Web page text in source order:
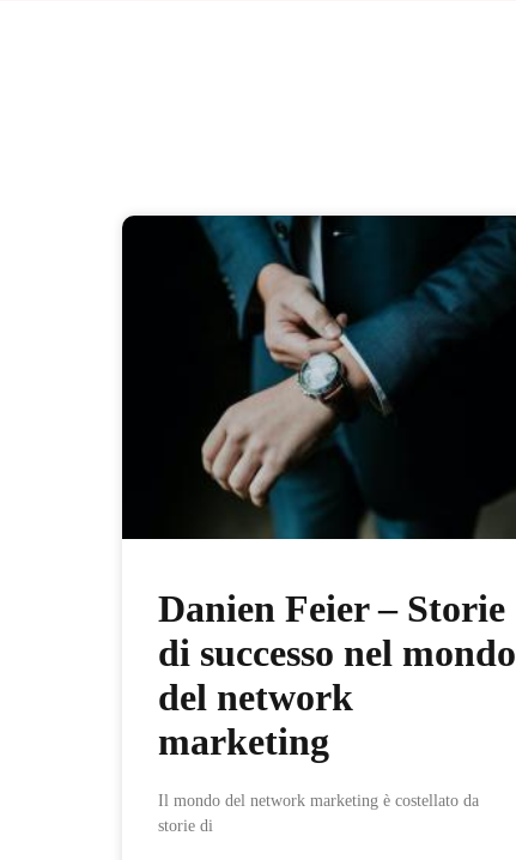
Danien Feier – Storie
di successo nel mondo
del network
marketing
Il mondo del network marketing è costellato da
storie di